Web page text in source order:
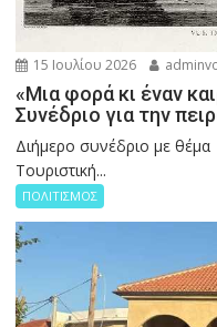
15 Ιουλίου 2026
«Μια φορά κι έναν
Συνέδριο για την
Διήμερο συνέδριο με θέμα
Τουριστική...
ΠΟΛΙΤΙΣΜΟΣ